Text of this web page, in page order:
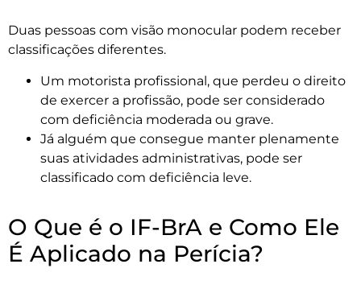
Duas pessoas com visão monocular podem receber
classificações diferentes.
Um motorista profissional, que perdeu o direito
de exercer a profissão, pode ser considerado
com deficiência moderada ou grave.
Já alguém que consegue manter plenamente
suas atividades administrativas, pode ser
classificado com deficiência leve.
O Que é o IF-BrA e Como Ele
É Aplicado na Perícia?